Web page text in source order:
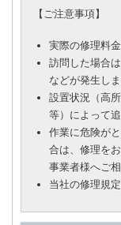
【 ご注意事項】
実際の修理料
訪問した場合
などが発生しま
設置状況（高
等）によって
作業に危険が
合は、修理を
事業者様へご
当社の修理規